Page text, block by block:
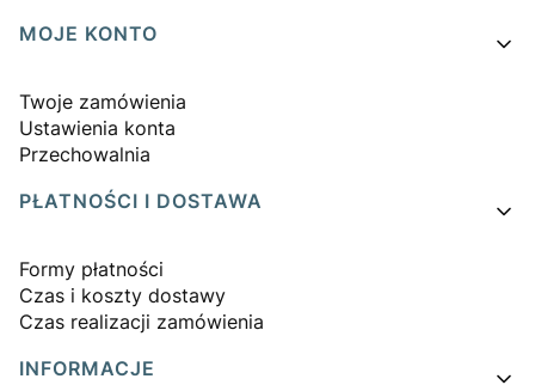
MOJE KONTO
Twoje zamówienia
Ustawienia konta
Przechowalnia
PŁATNOŚCI I DOSTAWA
Formy płatności
Czas i koszty dostawy
Czas realizacji zamówienia
INFORMACJE